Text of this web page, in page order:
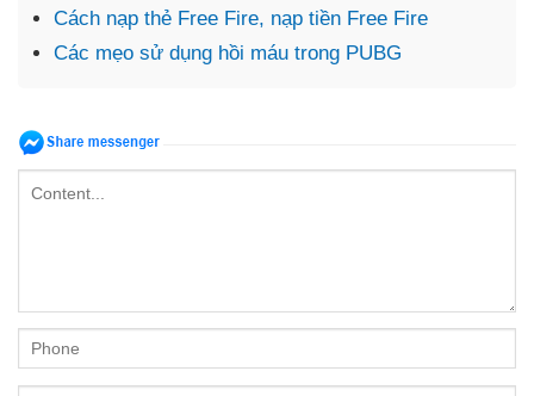
Cách nạp thẻ Free Fire, nạp tiền Free Fire
Các mẹo sử dụng hồi máu trong PUBG